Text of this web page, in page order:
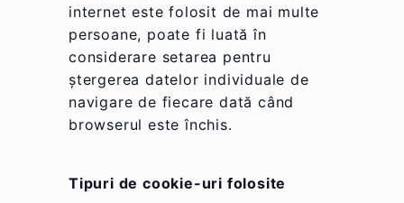
internet este folosit de mai multe
persoane, poate fi luată în
considerare setarea pentru
ștergerea datelor individuale de
navigare de fiecare dată când
browserul este închis.
Tipuri de cookie-uri folosite